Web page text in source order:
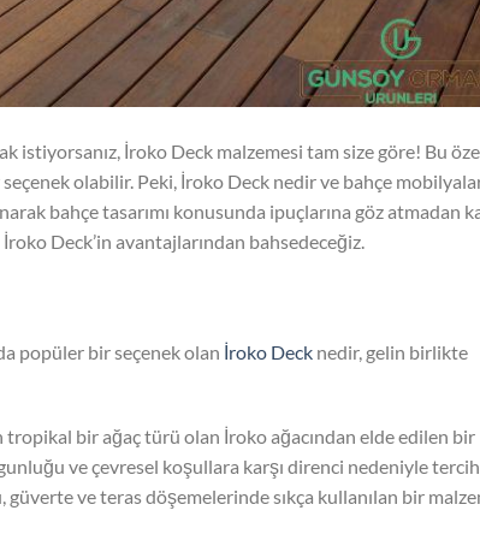
istiyorsanız, İroko Deck malzemesi tam size göre! Bu
olabilir. Peki, İroko Deck nedir ve bahçe
bahçe tasarımı konusunda ipuçlarına göz atmadan
Deck’in avantajlarından bahsedeceğiz.
popüler bir seçenek olan İroko Deck nedir, gelin birlikte
tropikal bir ağaç türü olan İroko ağacından elde edilen bir
ve çevresel koşullara karşı direnci nedeniyle tercih
ve teras döşemelerinde sıkça kullanılan bir